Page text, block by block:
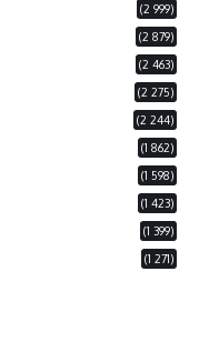
(2 999)
(2 879)
(2 463)
(2 275)
(2 244)
(1 862)
(1 598)
(1 423)
(1 399)
(1 271)